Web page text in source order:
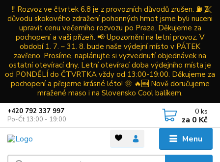
‼️ Rozvoz ve čtvrtek 6.8 je z provozních důvodů zrušen. ⛽ Z
důvodu skokového zdražení pohonných hmot jsme byli nuceni
upravit cenu večerního rozvozu po Praze. Děkujeme za
pochopení a vaši přízeň. 📢 Upozornění na letní provoz: V
období 1. 7. – 31. 8. bude naše výdejní místo v PÁTEK
zavřeno. Prosíme, naplánujte si vyzvednutí objednávek na
ostatní otevírací dny. Letní otevírací doba výdejního místa je
od PONDĚLÍ do ČTVRTKA vždy od 13:00-19:00. Děkujeme za
pochopení a přejeme krásné léto! 🌞 🔥🆕 Nově doručujeme
mražené maso i na Slovensko Cool balíkem.
Menu
+420 792 337 997
Po-Čt 13:00 - 19:00
0 ks
za 0 Kč